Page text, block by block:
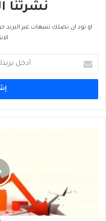
نشرتنا
او تود ان تصلك تنبيهات عبر البريد
بريدك
الإلكتروني